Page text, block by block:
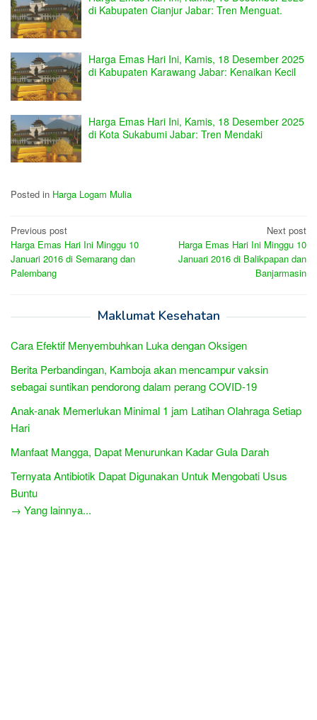
di Kabupaten Cianjur Jabar: Tren Menguat.
Harga Emas Hari Ini, Kamis, 18 Desember 2025
di Kabupaten Karawang Jabar: Kenaikan Kecil
Harga Emas Hari Ini, Kamis, 18 Desember 2025
di Kota Sukabumi Jabar: Tren Mendaki
Posted in Harga Logam Mulia
Post
navigation
Previous post
Harga Emas Hari Ini Minggu 10
Januari 2016 di Semarang dan
Palembang
Next post
Harga Emas Hari Ini Minggu 10
Januari 2016 di Balikpapan dan
Banjarmasin
Maklumat Kesehatan
Cara Efektif Menyembuhkan Luka dengan Oksigen
Berita Perbandingan, Kamboja akan mencampur vaksin
sebagai suntikan pendorong dalam perang COVID-19
Anak-anak Memerlukan Minimal 1 jam Latihan Olahraga Setiap
Hari
Manfaat Mangga, Dapat Menurunkan Kadar Gula Darah
Ternyata Antibiotik Dapat Digunakan Untuk Mengobati Usus
Buntu
→ Yang lainnya...